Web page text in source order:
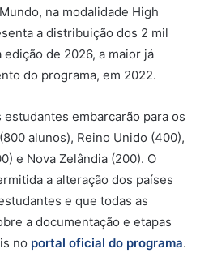
na modalidade High
a distribuição dos 2 mil
de 2026, a maior já
do programa, em 2022.
embarcarão para os
alunos), Reino Unido (400),
e Nova Zelândia (200). O
a alteração dos países
e que todas as
a documentação e etapas
no portal oficial do programa.